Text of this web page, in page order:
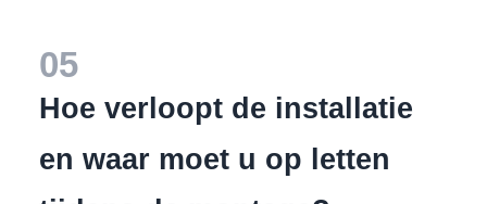
05
Hoe verloopt de installatie
en waar moet u op letten